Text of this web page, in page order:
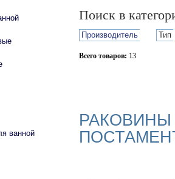
Поиск в
Производитель Тип
Всего товаров: 13
ванной